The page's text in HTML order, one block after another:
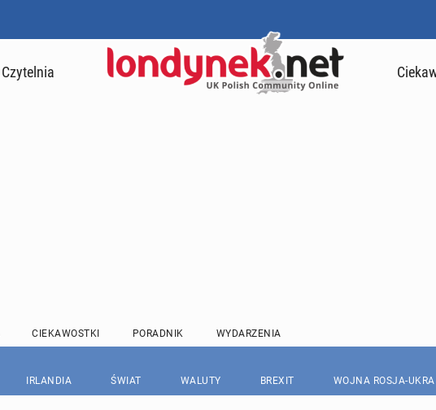
Czytelnia
CIEKAWOSTKI PORADNIK WYDARZENIA
IRLANDIA ŚWIAT WALUTY BREXIT WOJNA ROSJA-